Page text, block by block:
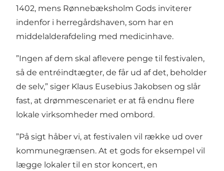
1402, mens Rønnebæksholm Gods inviterer
indenfor i herregårdshaven, som har en
middelalderafdeling med medicinhave.
”Ingen af dem skal aflevere penge til festivalen,
så de entréindtægter, de får ud af det, beholder
de selv,” siger Klaus Eusebius Jakobsen og slår
fast, at drømmescenariet er at få endnu flere
lokale virksomheder med ombord.
”På sigt håber vi, at festivalen vil række ud over
kommunegrænsen. At et gods for eksempel vil
lægge lokaler til en stor koncert, en